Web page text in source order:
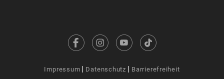
Impressum Datenschutz Barrierefreiheit